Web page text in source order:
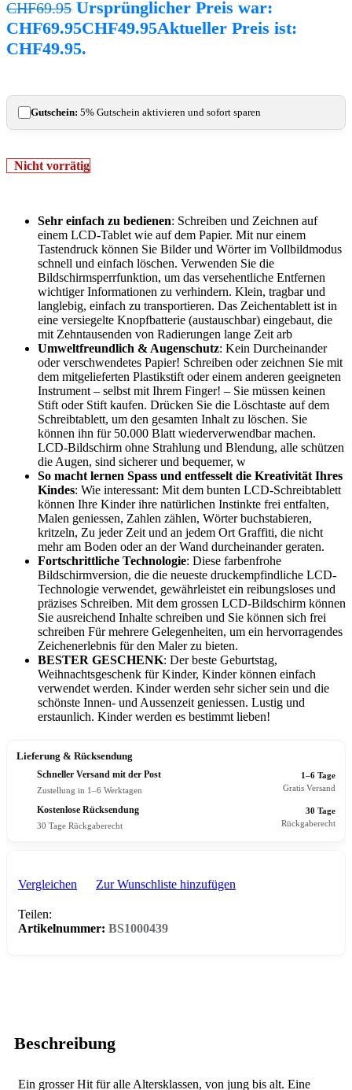
CHF69.95 Ursprünglicher Preis war:
CHF69.95CHF49.95Aktueller Preis ist:
CHF49.95.
Gutschein: 5% Gutschein aktivieren und sofort sparen
Nicht vorrätig
Sehr einfach zu bedienen: Schreiben und Zeichnen auf
einem LCD-Tablet wie auf dem Papier. Mit nur einem
Tastendruck können Sie Bilder und Wörter im Vollbildmodus
schnell und einfach löschen. Verwenden Sie die
Bildschirmsperrfunktion, um das versehentliche Entfernen
wichtiger Informationen zu verhindern. Klein, tragbar und
langlebig, einfach zu transportieren. Das Zeichentablett ist in
eine versiegelte Knopfbatterie (austauschbar) eingebaut, die
mit Zehntausenden von Radierungen lange Zeit arb
Umweltfreundlich & Augenschutz: Kein Durcheinander
oder verschwendetes Papier! Schreiben oder zeichnen Sie mit
dem mitgelieferten Plastikstift oder einem anderen geeigneten
Instrument – selbst mit Ihrem Finger! – Sie müssen keinen
Stift oder Stift kaufen. Drücken Sie die Löschtaste auf dem
Schreibtablett, um den gesamten Inhalt zu löschen. Sie
können ihn für 50.000 Blatt wiederverwendbar machen.
LCD-Bildschirm ohne Strahlung und Blendung, alle schützen
die Augen, sind sicherer und bequemer, w
So macht lernen Spass und entfesselt die Kreativität Ihres
Kindes: Wie interessant: Mit dem bunten LCD-Schreibtablett
können Ihre Kinder ihre natürlichen Instinkte frei entfalten,
Malen geniessen, Zahlen zählen, Wörter buchstabieren,
kritzeln, Zu jeder Zeit und an jedem Ort Graffiti, die nicht
mehr am Boden oder an der Wand durcheinander geraten.
Fortschrittliche Technologie: Diese farbenfrohe
Bildschirmversion, die die neueste druckempfindliche LCD-
Technologie verwendet, gewährleistet ein reibungsloses und
präzises Schreiben. Mit dem grossen LCD-Bildschirm können
Sie ausreichend Inhalte schreiben und Sie können sich frei
schreiben Für mehrere Gelegenheiten, um ein hervorragendes
Zeichenerlebnis für den Maler zu bieten.
BESTER GESCHENK: Der beste Geburtstag,
Weihnachtsgeschenk für Kinder, Kinder können einfach
verwendet werden. Kinder werden sehr sicher sein und die
schönste Innen- und Aussenzeit geniessen. Lustig und
erstaunlich. Kinder werden es bestimmt lieben!
Lieferung & Rücksendung
Schneller Versand mit der Post
Zustellung in 1–6 Werktagen
1–6 Tage
Gratis Versand
Kostenlose Rücksendung
30 Tage Rückgaberecht
30 Tage
Rückgaberecht
Vergleichen Zur Wunschliste hinzufügen
Teilen:
Artikelnummer: BS1000439
Beschreibung
Ein grosser Hit für alle Altersklassen, von jung bis alt. Eine